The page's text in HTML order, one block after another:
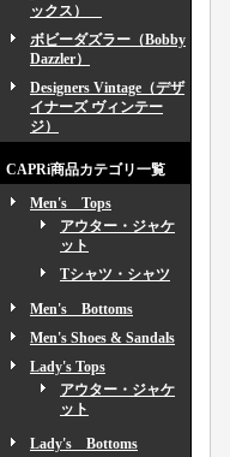
ックス）
ボビーダズラー（Bobby
Dazzler）
Designers Vintage（デザ
イナーズ ヴィンテー
ジ）
CAPRi商品カテゴリ一覧
Men's Tops
アウター・ジャケ
ット
Tシャツ・シャツ
Men's Bottoms
Men's Shoes & Sandals
Lady's Tops
アウター・ジャケ
ット
Lady's Bottoms